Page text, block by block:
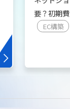
要？初期
を紹介
EC構築